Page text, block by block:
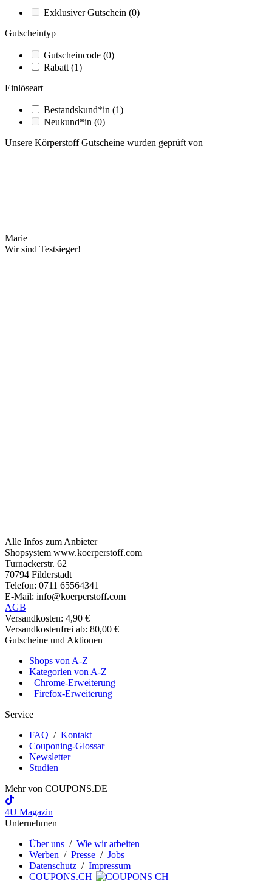
Exklusiver Gutschein (0)
Gutscheintyp
Gutscheincode (0)
Rabatt (1)
Einlöseart
Bestandskund*in (1)
Neukund*in (0)
Unsere Körperstoff Gutscheine wurden geprüft von
Marie
Wir sind Testsieger!
Alle Infos zum Anbieter
Shopsystem www.koerperstoff.com
Turnackerstr. 62
70794 Filderstadt
Telefon: 0711 65564341
E-Mail: info@koerperstoff.com
AGB
Versandkosten: 4,90 €
Versandkostenfrei ab: 80,00 €
Gutscheine und Aktionen
Shops von A-Z
Kategorien von A-Z
Chrome-Erweiterung
Firefox-Erweiterung
Service
FAQ / Kontakt
Couponing-Glossar
Newsletter
Studien
Mehr von COUPONS.DE
4U Magazin
Unternehmen
Über uns / Wie wir arbeiten
Werben / Presse / Jobs
Datenschutz / Impressum
COUPONS.CH